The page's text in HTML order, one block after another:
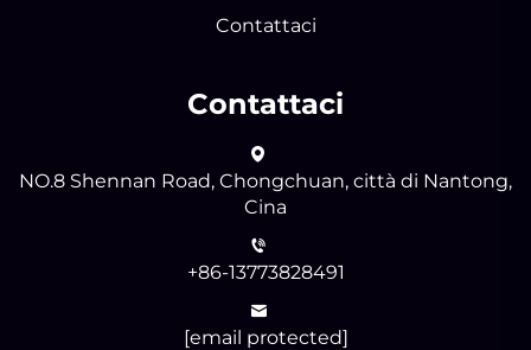
Contattaci
Contattaci
NO.8 Shennan Road, Chongchuan, città di Nantong,
Cina
+86-13773828491
[email protected]